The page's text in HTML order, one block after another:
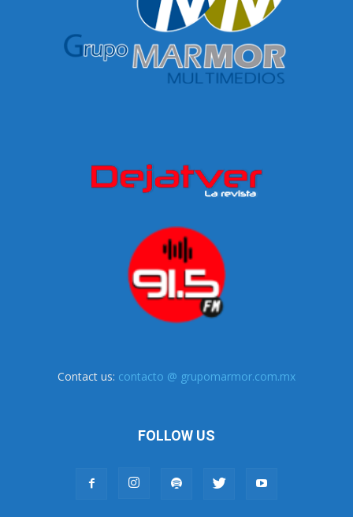
Contact us: contacto @ grupomarmor.com.mx
FOLLOW US